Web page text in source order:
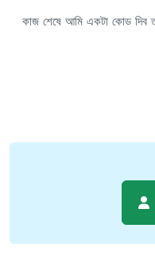
কাজ শেষে আমি একটা কোড দিব